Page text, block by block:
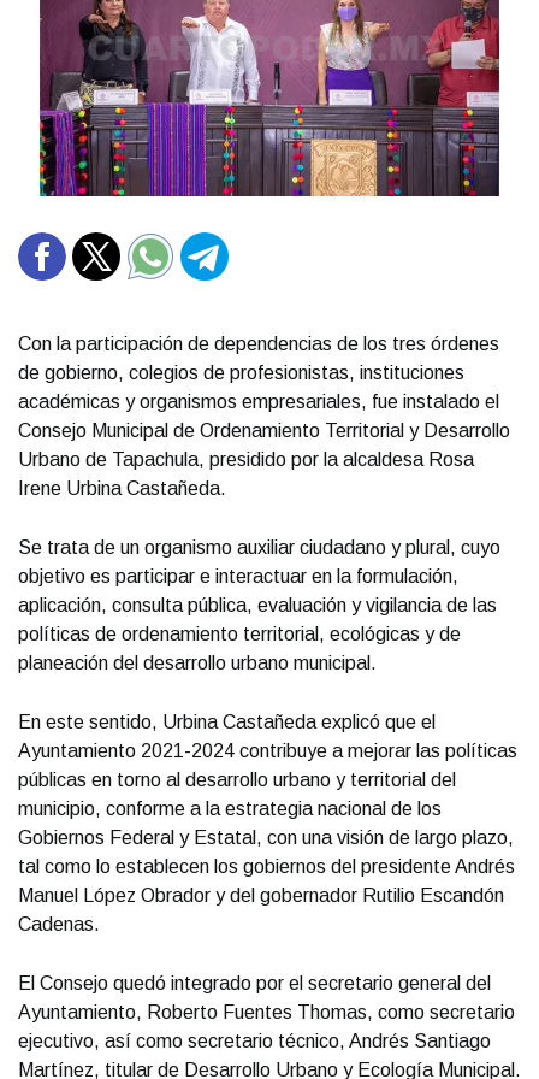
Con la participación de dependencias de los tres órdenes
de gobierno, colegios de profesionistas, instituciones
académicas y organismos empresariales, fue instalado el
Consejo Municipal de Ordenamiento Territorial y Desarrollo
Urbano de Tapachula, presidido por la alcaldesa Rosa
Irene Urbina Castañeda.
Se trata de un organismo auxiliar ciudadano y plural, cuyo
objetivo es participar e interactuar en la formulación,
aplicación, consulta pública, evaluación y vigilancia de las
políticas de ordenamiento territorial, ecológicas y de
planeación del desarrollo urbano municipal.
En este sentido, Urbina Castañeda explicó que el
Ayuntamiento 2021-2024 contribuye a mejorar las políticas
públicas en torno al desarrollo urbano y territorial del
municipio, conforme a la estrategia nacional de los
Gobiernos Federal y Estatal, con una visión de largo plazo,
tal como lo establecen los gobiernos del presidente Andrés
Manuel López Obrador y del gobernador Rutilio Escandón
Cadenas.
El Consejo quedó integrado por el secretario general del
Ayuntamiento, Roberto Fuentes Thomas, como secretario
ejecutivo, así como secretario técnico, Andrés Santiago
Martínez, titular de Desarrollo Urbano y Ecología Municipal.